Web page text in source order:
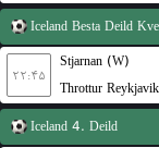
Iceland Besta Deild
۲۲:۴۵
Stjarnan (W)
Throttur
Iceland 4. Deild